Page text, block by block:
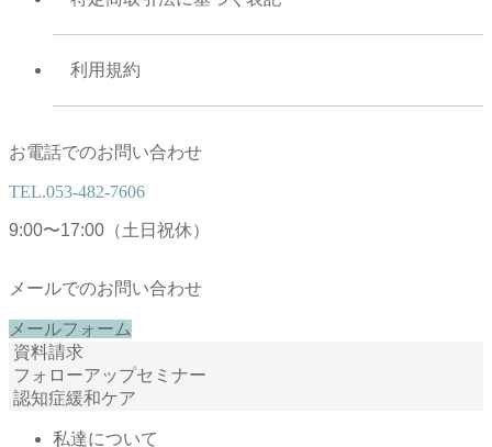
利用規約
お電話でのお問い合わせ
TEL.053-482-7606
9:00〜17:00（土日祝休）
メールでのお問い合わせ
メールフォーム
資料請求
フォローアップセミナー
認知症緩和ケア
私達について